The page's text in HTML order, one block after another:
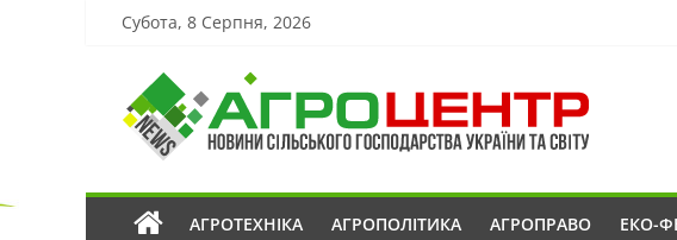
Субота, 8 Серпня, 2026
АГРОТЕХНІКА АГРОПОЛІТИКА АГРОПРАВО ЕКО-